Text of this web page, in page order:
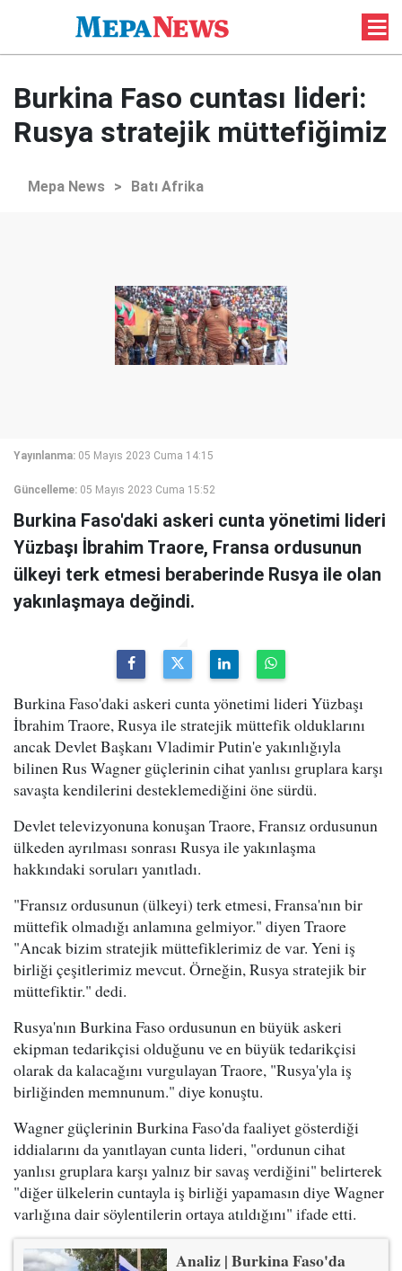
Burkina Faso cuntası lideri:
Rusya stratejik müttefiğimiz
Mepa News > Batı Afrika
Yayınlanma: 05 Mayıs 2023 Cuma 14:15
Güncelleme: 05 Mayıs 2023 Cuma 15:52
Burkina Faso'daki askeri cunta yönetimi lideri
Yüzbaşı İbrahim Traore, Fransa ordusunun
ülkeyi terk etmesi beraberinde Rusya ile olan
yakınlaşmaya değindi.
Burkina Faso'daki askeri cunta yönetimi lideri Yüzbaşı
İbrahim Traore, Rusya ile stratejik müttefik olduklarını
ancak Devlet Başkanı Vladimir Putin'e yakınlığıyla
bilinen Rus Wagner güçlerinin cihat yanlısı gruplara karşı
savaşta kendilerini desteklemediğini öne sürdü.
Devlet televizyonuna konuşan Traore, Fransız ordusunun
ülkeden ayrılması sonrası Rusya ile yakınlaşma
hakkındaki soruları yanıtladı.
"Fransız ordusunun (ülkeyi) terk etmesi, Fransa'nın bir
müttefik olmadığı anlamına gelmiyor." diyen Traore
"Ancak bizim stratejik müttefiklerimiz de var. Yeni iş
birliği çeşitlerimiz mevcut. Örneğin, Rusya stratejik bir
müttefiktir." dedi.
Rusya'nın Burkina Faso ordusunun en büyük askeri
ekipman tedarikçisi olduğunu ve en büyük tedarikçisi
olarak da kalacağını vurgulayan Traore, "Rusya'yla iş
birliğinden memnunum." diye konuştu.
Wagner güçlerinin Burkina Faso'da faaliyet gösterdiği
iddialarını da yanıtlayan cunta lideri, "ordunun cihat
yanlısı gruplara karşı yalnız bir savaş verdiğini" belirterek
"diğer ülkelerin cuntayla iş birliği yapamasın diye Wagner
varlığına dair söylentilerin ortaya atıldığını" ifade etti.
Analiz | Burkina Faso'da